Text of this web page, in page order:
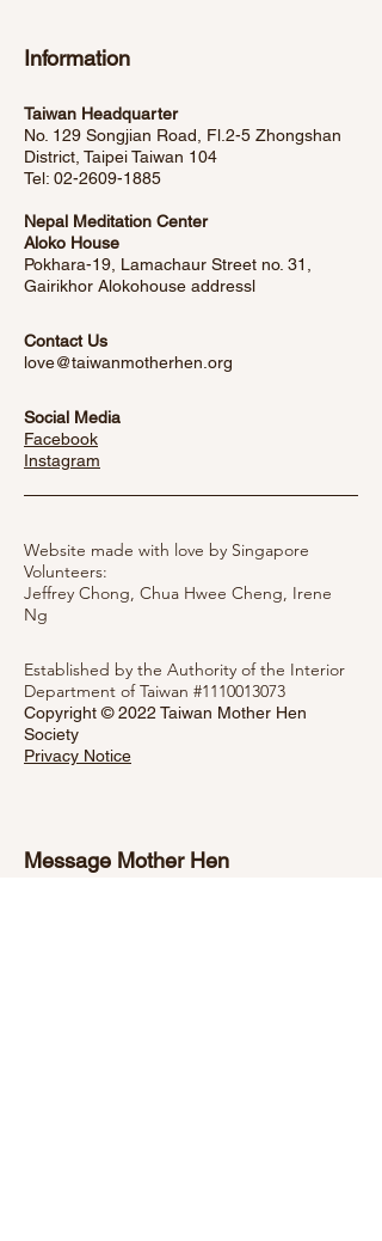
Information
Taiwan Headquarter
No. 129 Songjian Road, Fl.2-5 Zhongshan
District, Taipei Taiwan 104
Tel: 02-2609-1885
Nepal Meditation Center
Aloko House
Pokhara-19, Lamachaur Street no. 31,
Gairikhor Alokohouse addressl
Contact Us
love@taiwanmotherhen.org
Social Media
Facebook
​Instagram
Website made with love by Singapore
Volunteers:
Jeffrey Chong, Chua Hwee Cheng, Irene
Ng
Established by the Authority of the Interior
Department of Taiwan #1110013073
Copyright © 2022 Taiwan Mother Hen
Society
Privacy Notice
Message Mother Hen